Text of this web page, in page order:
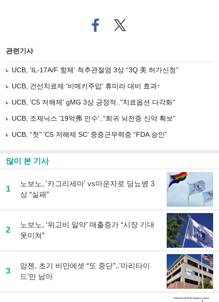
페
이
로
기
사
유
기
트위
터로
관련기사
UCB, ‘IL-17A/F 항체’ 척추관절염 3상 “3Q 美 허가신청”
UCB, 건선치료제 '비메키주맙' 휴미라 대비 효과↑
UCB, 'C5 저해제' gMG 3상 긍정적.."치료옵션 다각화"
UCB, 조제닉스 '19억弗 인수'.."희귀 뇌전증 신약 확보"
UCB, “첫" 'C5 저해제 SC’ 중증근무력증 “FDA 승인”
많이 본 기사
1
노보노, '카그리세마' vs마운자로 당뇨병 3
상 “실패”
2
노보노, ‘위고비 알약’ 매출증가 “시장 기대
못미쳐”
3
암젠, 초기 비만에셋 “또 중단”..'마리타이
드'만 남아